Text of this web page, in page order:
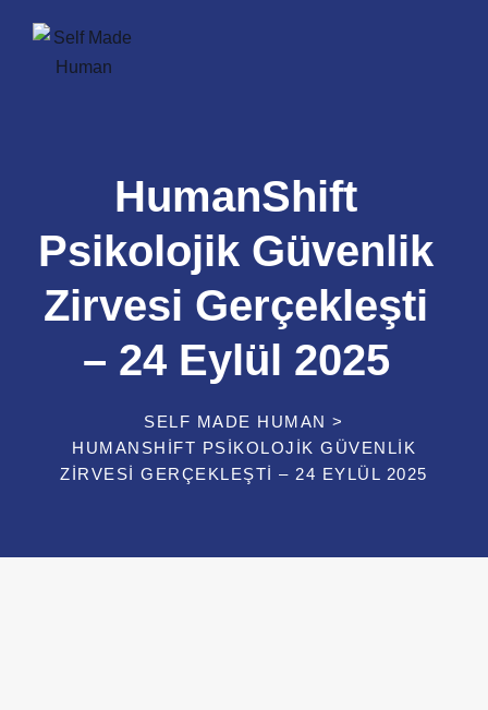
HumanShift
Psikolojik Güvenlik
Zirvesi Gerçekleşti
– 24 Eylül 2025
SELF MADE HUMAN >
HUMANSHIFT PSIKOLOJIK GÜVENLIK
ZIRVESI GERÇEKLEŞTI – 24 EYLÜL 2025